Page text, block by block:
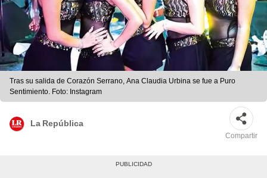
Tras su salida de Corazón Serrano, Ana Claudia Urbina se fue a Puro
Sentimiento. Foto: Instagram
La República
Compartir